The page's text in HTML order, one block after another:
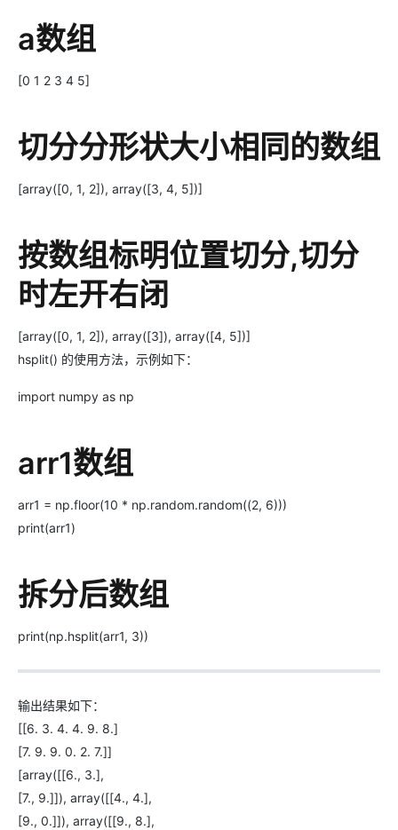
a数组
[0 1 2 3 4 5]
切分分形状大小相同的数组
[array([0, 1, 2]), array([3, 4, 5])]
按数组标明位置切分,切分
时左开右闭
[array([0, 1, 2]), array([3]), array([4, 5])]
hsplit() 的使用方法，示例如下：
import numpy as np
arr1数组
arr1 = np.floor(10 * np.random.random((2, 6)))
print(arr1)
拆分后数组
print(np.hsplit(arr1, 3))
输出结果如下：
[[6. 3. 4. 4. 9. 8.]
[7. 9. 9. 0. 2. 7.]]
[array([[6., 3.],
[7., 9.]]), array([[4., 4.],
[9., 0.]]), array([[9., 8.],